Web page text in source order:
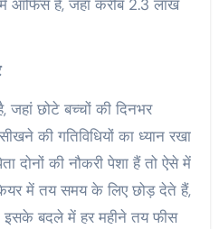
ऑफिस हैं, जहां करीब 2.3 लाख
छोटे बच्चों की दिनभर
की गतिविधियों का ध्यान रखा
दोनों की नौकरी पेशा हैं तो ऐसे में
में तय समय के लिए छोड़ देते हैं,
इसके बदले में हर महीने तय फीस